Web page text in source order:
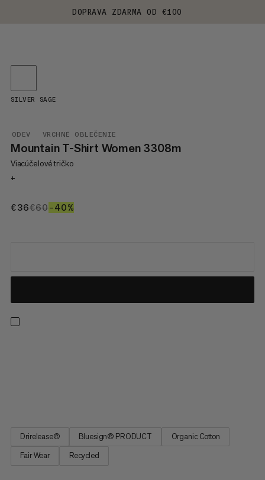
DOPRAVA ZDARMA OD €100
ODEV VRCHNÉ OBLEČENIE
Mountain T-Shirt Women 3308m
Viacúčelové tričko
+
€36€36
€60€60
–40%
SILVER SAGE
Drirelease® Bluesign® PRODUCT
Organic Cotton
Fair Wear
Recycled